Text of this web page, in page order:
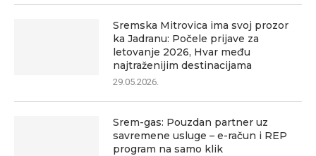
Sremska Mitrovica ima svoj prozor
ka Jadranu: Počele prijave za
letovanje 2026, Hvar među
najtraženijim destinacijama
29.05.2026.
Srem-gas: Pouzdan partner uz
savremene usluge – e-račun i REP
program na samo klik